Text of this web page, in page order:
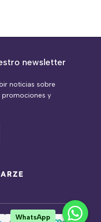
newsletter
noticias sobre
y
WhatsApp